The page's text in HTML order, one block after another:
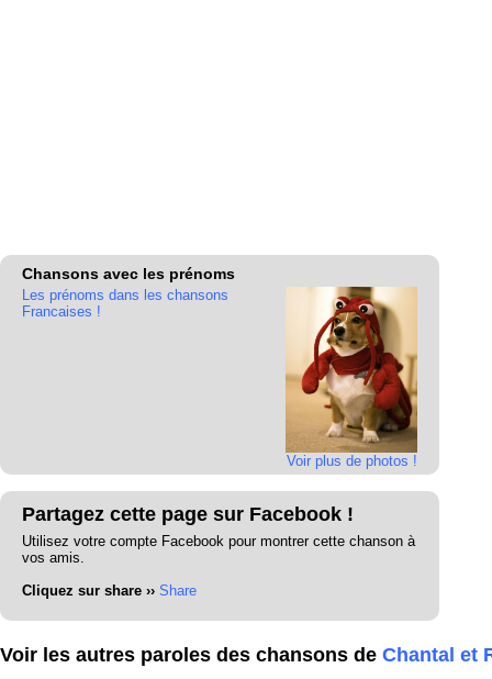
Chansons avec les prénoms
Voir plus de photos !
Les prénoms dans les chansons
Francaises !
Partagez cette page sur Facebook !
Utilisez votre compte Facebook pour montrer cette chanson à
vos amis.
Cliquez sur share ›› Share
Voir les autres paroles des chansons de Chantal et